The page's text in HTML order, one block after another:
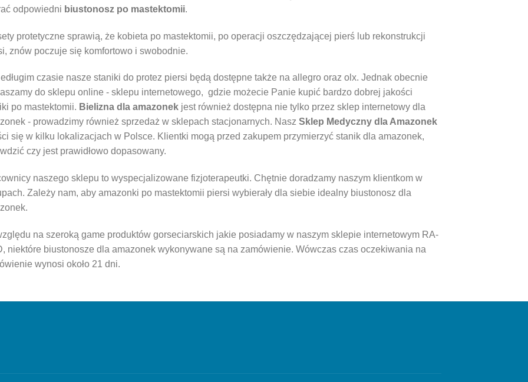
odpowiedni biustonosz po mastektomii.
protetyczne sprawią, że kobieta po mastektomii, po operacji oszczędzającej pierś lub rekonstrukcji
znów poczuje się komfortowo i swobodnie.
czasie nasze staniki do protez piersi będą dostępne także na allegro oraz olx. Jednak obecnie
do sklepu online - sklepu internetowego, gdzie możecie Panie kupić bardzo dobrej jakości
po mastektomii. Bielizna dla amazonek jest również dostępna nie tylko przez sklep internetowy dla
- prowadzimy również sprzedaż w sklepach stacjonarnych. Nasz Sklep Medyczny dla Amazonek
się w kilku lokalizacjach w Polsce. Klientki mogą przed zakupem przymierzyć stanik dla amazonek,
czy jest prawidłowo dopasowany.
naszego sklepu to wyspecjalizowane fizjoterapeutki. Chętnie doradzamy naszym klientkom w
Zależy nam, aby amazonki po mastektomii piersi wybierały dla siebie idealny biustonosz dla
na szeroką game produktów gorseciarskich jakie posiadamy w naszym sklepie internetowym RA-
niektóre biustonosze dla amazonek wykonywane są na zamówienie. Wówczas czas oczekiwania na
wynosi około 21 dni.